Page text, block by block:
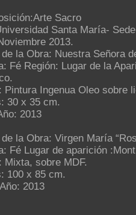
Sacro
Santa María-
2013.
la Obra: Nuestra Señora
Fé Región: Lugar de la
Pintura Ingenua Oleo sobre
30 x 35 cm.
2013
la Obra: Virgen María
Fé Lugar de aparición
Mixta, sobre MDF.
100 x 85 cm.
2013